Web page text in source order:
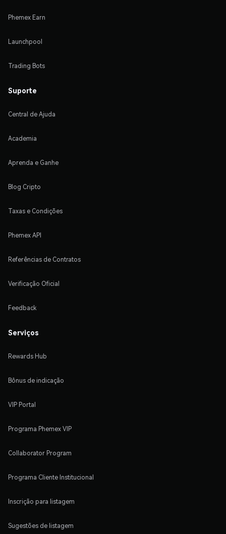
Phemex Earn
Launchpool
Trading Bots
Suporte
Central de Ajuda
Academia
Aprenda e Ganhe
Blog Cripto
Taxas e Condições
Phemex API
Referências de Contratos
Verificação Oficial
Feedback
Serviços
Rewards Hub
Bônus de indicação
VIP Portal
Programa Phemex VIP
Collaborator Program
Programa Cliente Institucional
Inscrição para listagem
Sugestões de listagem